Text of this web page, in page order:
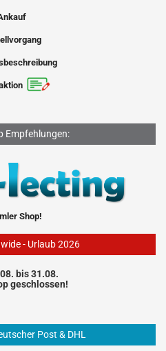
Empfehlungen:
Shop!
- Urlaub 2026
bis 31.08.
geschlossen!
Post & DHL